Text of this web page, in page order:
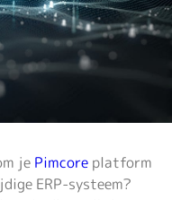
je Pimcore platform
ERP-systeem?